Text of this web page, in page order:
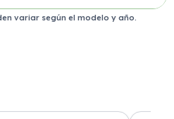
variar según el modelo y año.